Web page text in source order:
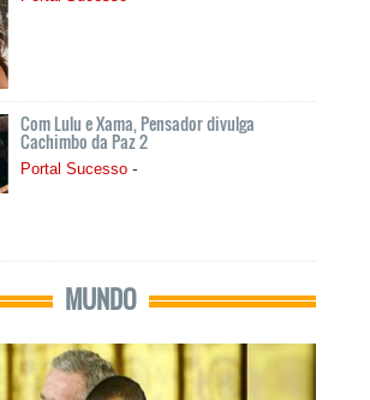
Com Lulu e Xama, Pensador divulga
Cachimbo da Paz 2
Portal Sucesso -
MUNDO